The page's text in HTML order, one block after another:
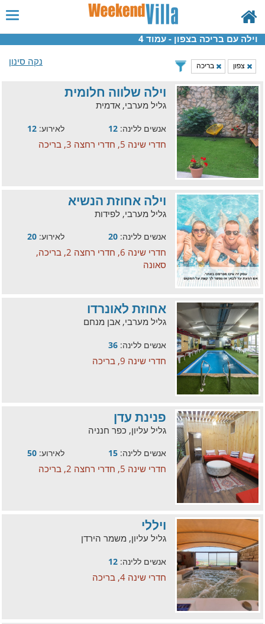
וילה עם בריכה בצפון - עמוד 4
נקה סינון
צפון בריכה
וילה שלווה חלומית
גליל מערבי, אדמית
אנשים ללינה: 12 לאירוע: 12
חדרי שינה 5, חדרי רחצה 3, בריכה
וילה אחוזת הנשיא
גליל מערבי, לפידות
אנשים ללינה: 20 לאירוע: 20
חדרי שינה 6, חדרי רחצה 2, בריכה,
סאונה
אחוזת לאונרדו
גליל מערבי, אבן מנחם
אנשים ללינה: 36
חדרי שינה 9, בריכה
פנינת עדן
גליל עליון, כפר חנניה
אנשים ללינה: 15 לאירוע: 50
חדרי שינה 5, חדרי רחצה 2, בריכה
ויללי
גליל עליון, משמר הירדן
אנשים ללינה: 12
חדרי שינה 4, בריכה